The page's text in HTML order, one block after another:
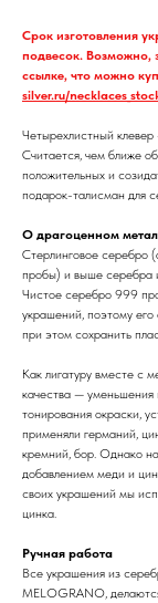
Срок изготовления
подвесок. Возможно,
ссылке, что можно
silver.ru/
Четырехлистный
Считается, чем ближе
положительных и
подарок-талисман для
О драгоценном
Стерлинговое серебро
пробы) и выше серебра
Чистое серебро 999
украшений, поэтому
при этом сохранить
Как лигатуру вместе с
качества — уменьшения
тонирования окраски,
применяли германий,
кремний, бор. Однако
добавлением меди и
своих украшений мы
цинка.
Ручная работа
Все украшения из
MELOGRANO,